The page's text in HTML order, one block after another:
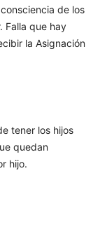
de los
Falla que hay
la Asignación
tener los hijos
quedan
hijo.